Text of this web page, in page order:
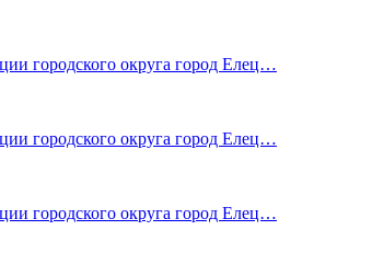
округа город Елец…
округа город Елец…
округа город Елец…